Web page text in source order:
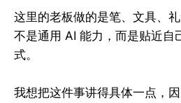
这里的老板做的是笔、文具、
不是通用 AI 能力，而是贴近自
式。
我想把这件事讲得具体一点，